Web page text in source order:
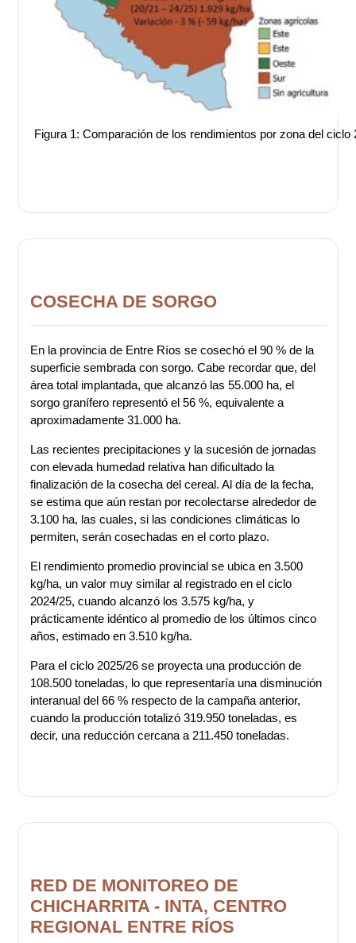
Figura 1: Comparación de los rendimientos por zona del
COSECHA DE SORGO
En la provincia de Entre Ríos se cosechó el 90 % de la
superficie sembrada con sorgo. Cabe recordar que, del
área total implantada, que alcanzó las 55.000 ha, el
sorgo granífero representó el 56 %, equivalente a
aproximadamente 31.000 ha.
Las recientes precipitaciones y la sucesión de jornadas
con elevada humedad relativa han dificultado la
finalización de la cosecha del cereal. Al día de la fecha,
se estima que aún restan por recolectarse alrededor de
3.100 ha, las cuales, si las condiciones climáticas lo
permiten, serán cosechadas en el corto plazo.
El rendimiento promedio provincial se ubica en 3.500
kg/ha, un valor muy similar al registrado en el ciclo
2024/25, cuando alcanzó los 3.575 kg/ha, y
prácticamente idéntico al promedio de los últimos cinco
años, estimado en 3.510 kg/ha.
Para el ciclo 2025/26 se proyecta una producción de
108.500 toneladas, lo que representaría una disminución
interanual del 66 % respecto de la campaña anterior,
cuando la producción totalizó 319.950 toneladas, es
decir, una reducción cercana a 211.450 toneladas.
RED DE MONITOREO DE
CHICHARRITA - INTA, CENTRO
REGIONAL ENTRE RÍOS